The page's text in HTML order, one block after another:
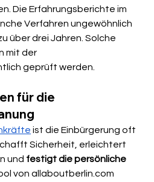
Die Erfahrungsberichte im
Verfahren ungewöhnlich
über drei Jahren. Solche
mit der
geprüft werden.
für die
ist die Einbürgerung oft
Sicherheit, erleichtert
und festigt die persönliche
von allaboutberlin.com